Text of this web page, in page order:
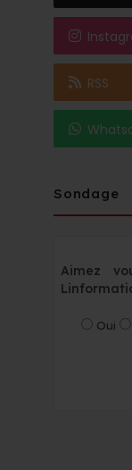
RSS
Sondage
Aimez
Oui